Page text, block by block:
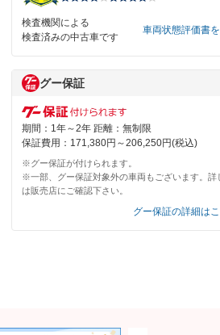
検査機関による
検査済みの中古車です
車両状態評価書
グー保証
期間：1年～2年 距離：無制限
保証費用：171,380円～206,250円(税込)
※グー保証が付けられます。
※一部、グー保証対象外の車両もございます。詳
は販売店にご確認下さい。
グー保証の詳細は